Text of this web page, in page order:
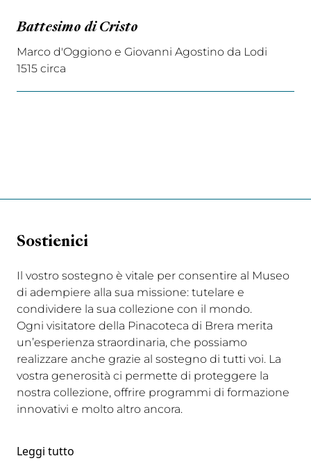
Battesimo di Cristo
Marco d'Oggiono e Giovanni Agostino da Lodi
1515 circa
Sostienici
Il vostro sostegno è vitale per consentire al Museo
di adempiere alla sua missione: tutelare e
condividere la sua collezione con il mondo.
Ogni visitatore della Pinacoteca di Brera merita
un’esperienza straordinaria, che possiamo
realizzare anche grazie al sostegno di tutti voi. La
vostra generosità ci permette di proteggere la
nostra collezione, offrire programmi di formazione
innovativi e molto altro ancora.
Leggi tutto